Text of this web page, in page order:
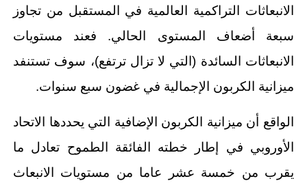
الانبعاثات التراكمية العالمية في المستقبل من تجاوز
سبعة أضعاف المستوى الحالي. فعند مستويات
الانبعاثات السائدة (التي لا تزال ترتفع)، سوف تستنفد
ميزانية الكربون الإجمالية في غضون سبع سنوات.
الواقع أن ميزانية الكربون الإضافية التي يحددها الاتحاد
الأوروبي في إطار خطته الفائقة الطموح تعادل ما
يقرب من خمسة عشر عاما من مستويات الانبعاث